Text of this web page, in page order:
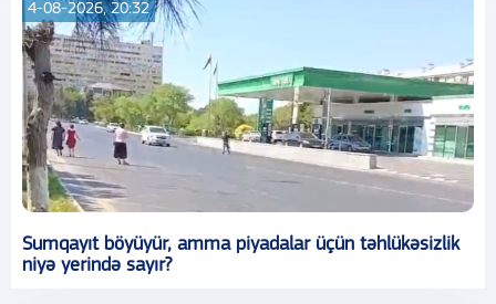
4-08-2026, 20:32
Sumqayıt böyüyür, amma piyadalar üçün təhlükəsizlik
niyə yerində sayır?